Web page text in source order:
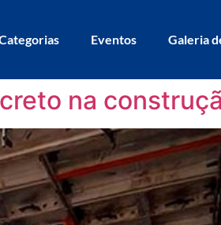
Eventos Galeria
na